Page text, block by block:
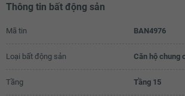
10.34 tỷ
10.36 tỷ
10.38 tỷ
Thông tin bất động sản
Mã tin BAN4976
Loại bất động sản Căn hộ chung
Tầng Tầng 15